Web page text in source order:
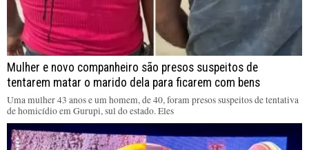
Mulher e novo companheiro são presos suspeitos de
tentarem matar o marido dela para ficarem com bens
Uma mulher 43 anos e um homem, de 40, foram presos suspeitos de tentativa
de homicídio em Gurupi, sul do estado. Eles